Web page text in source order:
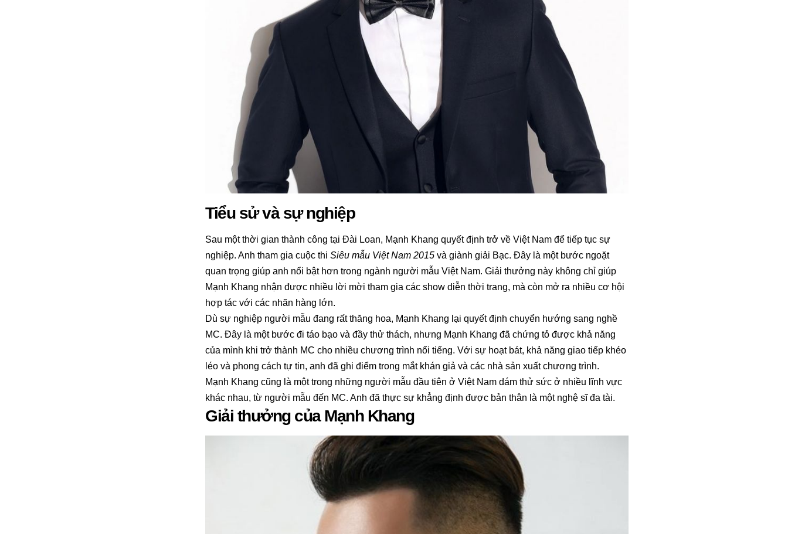
Tiểu sử và sự nghiệp
Sau một thời gian thành công tại Đài Loan, Mạnh Khang quyết định trở về Việt Nam để tiếp tục sự
nghiệp. Anh tham gia cuộc thi Siêu mẫu Việt Nam 2015 và giành giải Bạc. Đây là một bước ngoặt
quan trọng giúp anh nổi bật hơn trong ngành người mẫu Việt Nam. Giải thưởng này không chỉ giúp
Mạnh Khang nhận được nhiều lời mời tham gia các show diễn thời trang, mà còn mở ra nhiều cơ hội
hợp tác với các nhãn hàng lớn.
Dù sự nghiệp người mẫu đang rất thăng hoa, Mạnh Khang lại quyết định chuyển hướng sang nghề
MC. Đây là một bước đi táo bạo và đầy thử thách, nhưng Mạnh Khang đã chứng tỏ được khả năng
của mình khi trở thành MC cho nhiều chương trình nổi tiếng. Với sự hoạt bát, khả năng giao tiếp khéo
léo và phong cách tự tin, anh đã ghi điểm trong mắt khán giả và các nhà sản xuất chương trình.
Mạnh Khang cũng là một trong những người mẫu đầu tiên ở Việt Nam dám thử sức ở nhiều lĩnh vực
khác nhau, từ người mẫu đến MC. Anh đã thực sự khẳng định được bản thân là một nghệ sĩ đa tài.
Giải thưởng của Mạnh Khang